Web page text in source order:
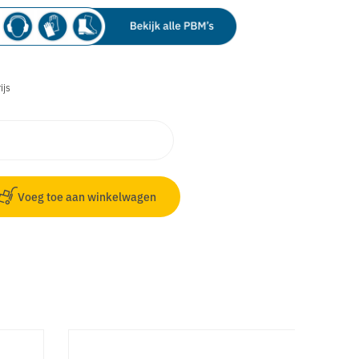
Voeg toe aan winkelwagen